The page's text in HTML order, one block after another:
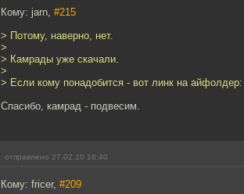
Кому: jarn, #215
> Потому, наверно, нет.
>
> Камрады уже скачали.
>
> Если кому понадобится - вот линк на айфолдер:
Спасибо, камрад - подвесим.
отправлено 27.02.10 18:40
Кому: fricer, #209